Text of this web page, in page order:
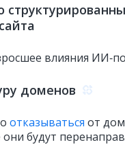
влияния
доменов
отказываться от
будут